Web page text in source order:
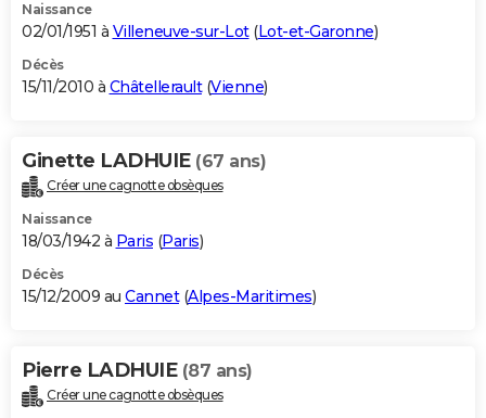
Naissance
02/01/1951 à Villeneuve-sur-Lot(Lot-et-Garonne)
Décès
15/11/2010 à Châtellerault(Vienne)
Ginette LADHUIE (67 ans)
Créer une cagnotte obsèques
Naissance
18/03/1942 à Paris (Paris)
Décès
15/12/2009 au Cannet(Alpes-Maritimes)
Pierre LADHUIE (87 ans)
Créer une cagnotte obsèques